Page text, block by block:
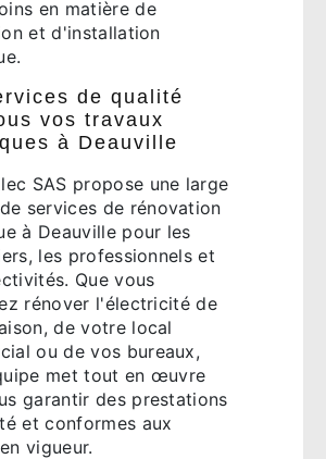
en matière de
et d'installation
de qualité
vos travaux
à Deauville
SAS propose une large
services de rénovation
à Deauville pour les
les professionnels et
Que vous
rénover l'électricité de
de votre local
ou de vos bureaux,
met tout en œuvre
garantir des prestations
et conformes aux
vigueur.